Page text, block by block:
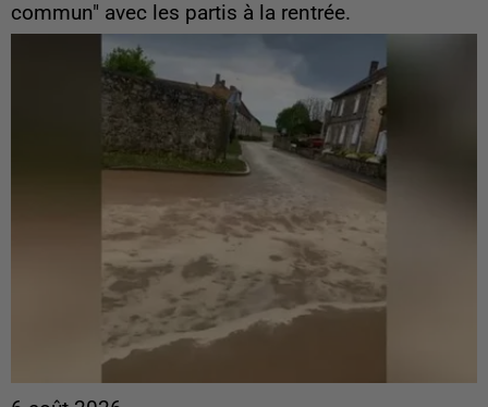
commun" avec les partis à la rentrée.